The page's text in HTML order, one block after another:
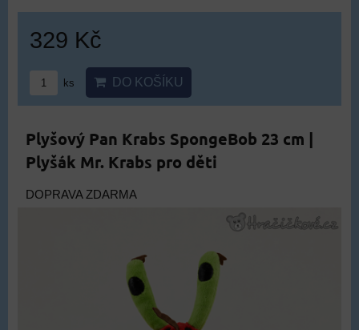
329 Kč
ks DO KOŠÍKU
Plyšový Pan Krabs SpongeBob 23 cm |
Plyšák Mr. Krabs pro děti
DOPRAVA ZDARMA